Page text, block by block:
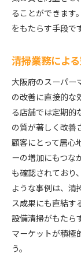
ることができます
をもたらす手段で
清掃業務によ
大阪府のスーパー
の改善に直接的な
る店舗では定期的
の質が著しく改善
顧客にとって居心
ーの増加にもつな
も確認されており
ような事例は、清
ス成果にも直結す
設備清掃がもたら
マーケットが積極
う。